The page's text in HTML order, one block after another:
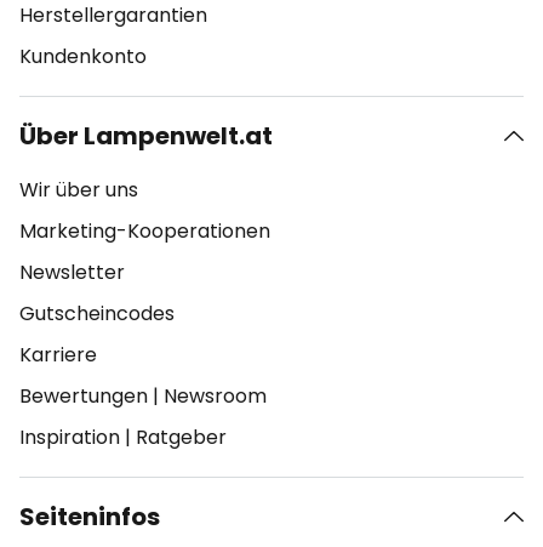
Herstellergarantien
Kundenkonto
Über Lampenwelt.at
Wir über uns
Marketing-Kooperationen
Newsletter
Gutscheincodes
Karriere
Bewertungen | Newsroom
Inspiration | Ratgeber
Seiteninfos